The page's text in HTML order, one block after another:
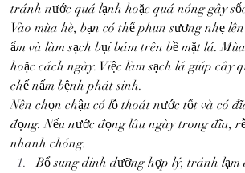
tránh nước quá lạnh hoặc quá nóng gây
Vào mùa hè, bạn có thể phun sương nhẹ
ẩm và làm sạch bụi bám trên bề mặt lá.
hoặc cách ngày. Việc làm sạch lá giúp cây
chế nấm bệnh phát sinh.
Nên chọn chậu có lỗ thoát nước tốt và có
đọng. Nếu nước đọng lâu ngày trong đĩa,
nhanh chóng.
Bổ sung dinh dưỡng hợp lý, tránh lạm